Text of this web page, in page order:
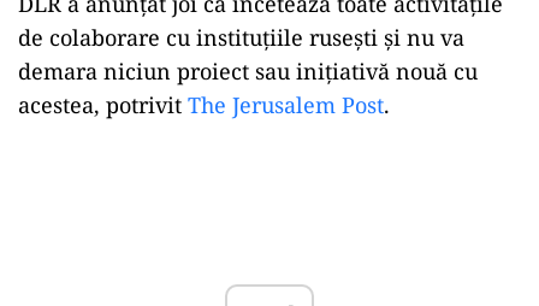
de colaborare cu instituțiile rusești și nu va
demara niciun proiect sau inițiativă nouă cu
acestea, potrivit The Jerusalem Post.